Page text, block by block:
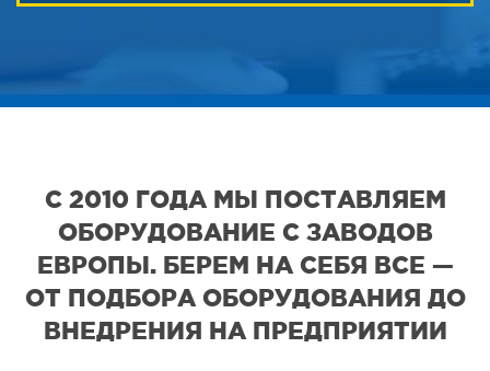
С 2010 ГОДА МЫ ПОСТАВЛЯЕМ
ОБОРУДОВАНИЕ С ЗАВОДОВ
ЕВРОПЫ. БЕРЕМ НА СЕБЯ ВСЕ —
ОТ ПОДБОРА ОБОРУДОВАНИЯ ДО
ВНЕДРЕНИЯ НА ПРЕДПРИЯТИИ